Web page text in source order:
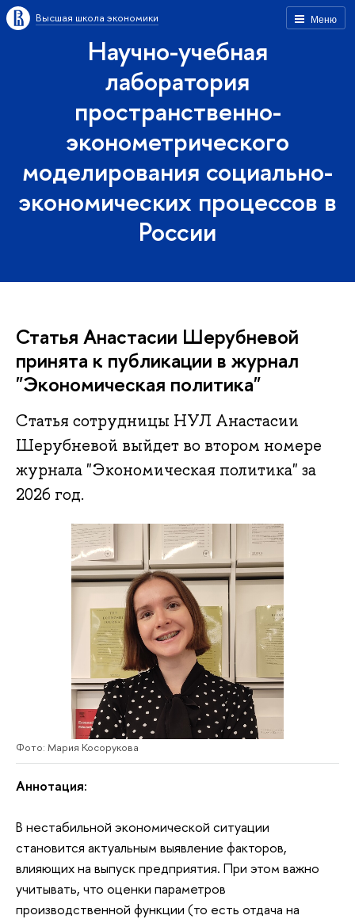
Меню
Высшая школа экономики
Научно-учебная
лаборатория
пространственно-
эконометрического
моделирования социально-
экономических процессов в
России
Статья Анастасии Шерубневой
принята к публикации в журнал
"Экономическая политика"
Статья сотрудницы НУЛ Анастасии
Шерубневой выйдет во втором номере
журнала "Экономическая политика" за
2026 год.
Фото: Мария Косорукова
Аннотация:
В нестабильной экономической ситуации
становится актуальным выявление факторов,
влияющих на выпуск предприятия. При этом важно
учитывать, что оценки параметров
производственной функции (то есть отдача на